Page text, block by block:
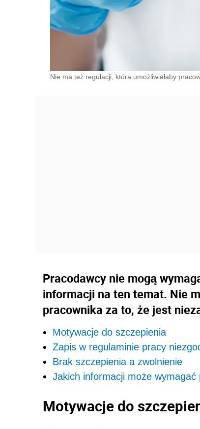
Nie ma też regulacji, która umożliwiałaby
Pracodawcy nie mogą
informacji na ten temat. Nie
pracownika za to, że jest
Motywacje do szczepienia
Zapis w regulaminie pracy
Brak szczepienia a zwolnienie
Jakich informacji może wymagać
Motywacje do